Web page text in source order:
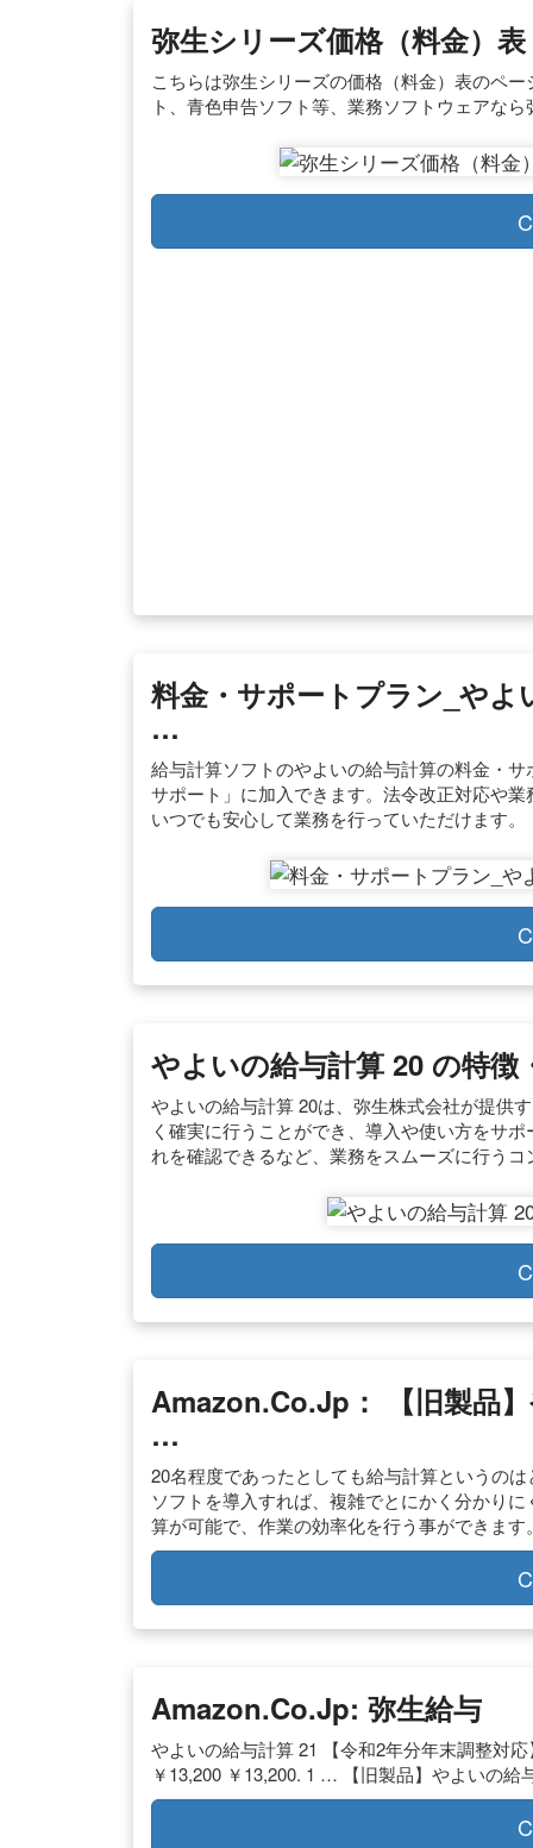
弥生シリーズ価格（料金）
こちらは弥生シリーズの価格（料金）表のペ
ト、青色申告ソフト等、業務ソフトウェアな
料金・サポートプラン_やよ
…
給与計算ソフトのやよいの給与計算の料金・
サポート」に加入できます。法令改正対応や
いつでも安心して業務を行っていただけます。
やよいの給与計算 20 の特
やよいの給与計算 20は、弥生株式会社が提供
く確実に行うことができ、導入や使い方をサ
れを確認できるなど、業務をスムーズに行う
Amazon.co.jp： 【旧製品】
…
20名程度であったとしても給与計算というの
ソフトを導入すれば、複雑でとにかく分かり
算が可能で、作業の効率化を行う事ができます
Amazon.co.jp: 弥生給与
やよいの給与計算 21 【令和2年分年末調整対
￥13,200 ￥13,200. 1 … 【旧製品】やよいの